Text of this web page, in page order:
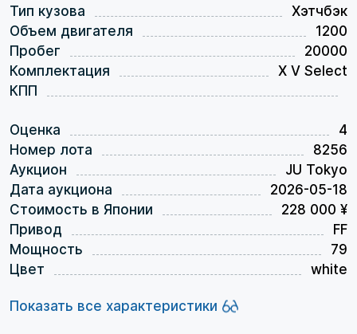
Тип кузова
Хэтчбэк
Объем двигателя
1200
Пробег
20000
Комплектация
X V Select
КПП
Оценка
4
Номер лота
8256
Аукцион
JU Tokyo
Дата аукциона
2026-05-18
Стоимость в Японии
228 000 ¥
Привод
FF
Мощность
79
Цвет
white
Показать все характеристики